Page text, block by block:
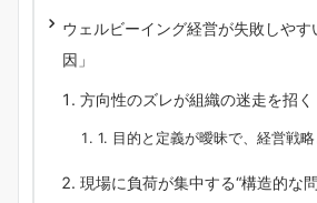
ウェルビーイング経営が失敗しや
因」
方向性のズレが組織の迷走を招く
1. 目的と定義が曖昧で、経営戦
現場に負荷が集中する“構造的な